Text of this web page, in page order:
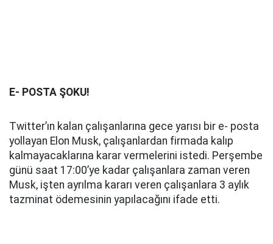
E- POSTA ŞOKU!
Twitter’ın kalan çalışanlarına gece yarısı bir e- posta
yollayan Elon Musk, çalışanlardan firmada kalıp
kalmayacaklarına karar vermelerini istedi. Perşembe
günü saat 17:00’ye kadar çalışanlara zaman veren
Musk, işten ayrılma kararı veren çalışanlara 3 aylık
tazminat ödemesinin yapılacağını ifade etti.